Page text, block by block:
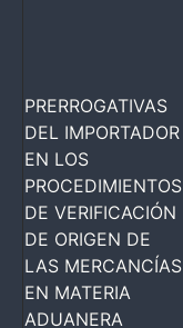
PRERROGATIVAS
DEL IMPORTADOR
EN LOS
PROCEDIMIENTOS
DE VERIFICACIÓN
DE ORIGEN DE
LAS MERCANCÍAS
EN MATERIA
ADUANERA